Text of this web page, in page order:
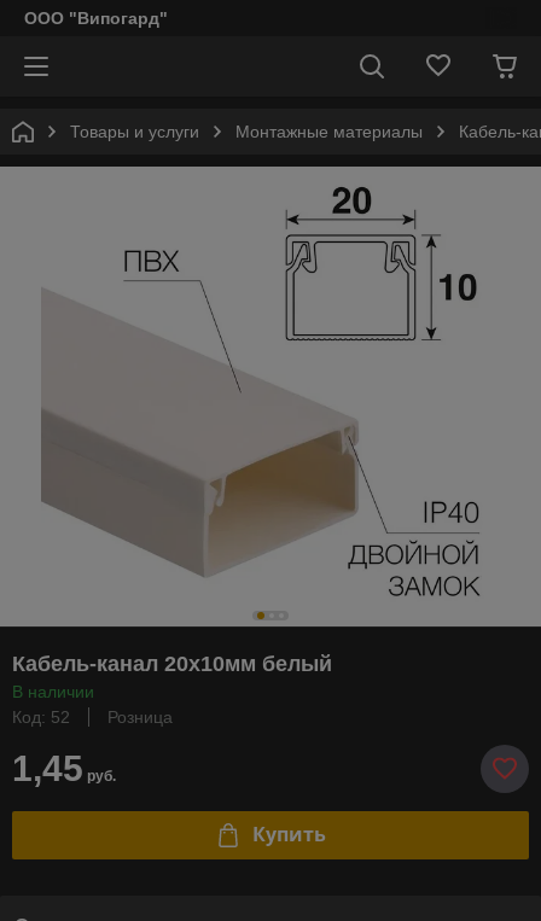
ООО "Випогард"
Товары и услуги Монтажные материалы Кабель-
Кабель-канал 20х10мм белый
В наличии
Код: 52
Розница
1,45 руб.
Купить